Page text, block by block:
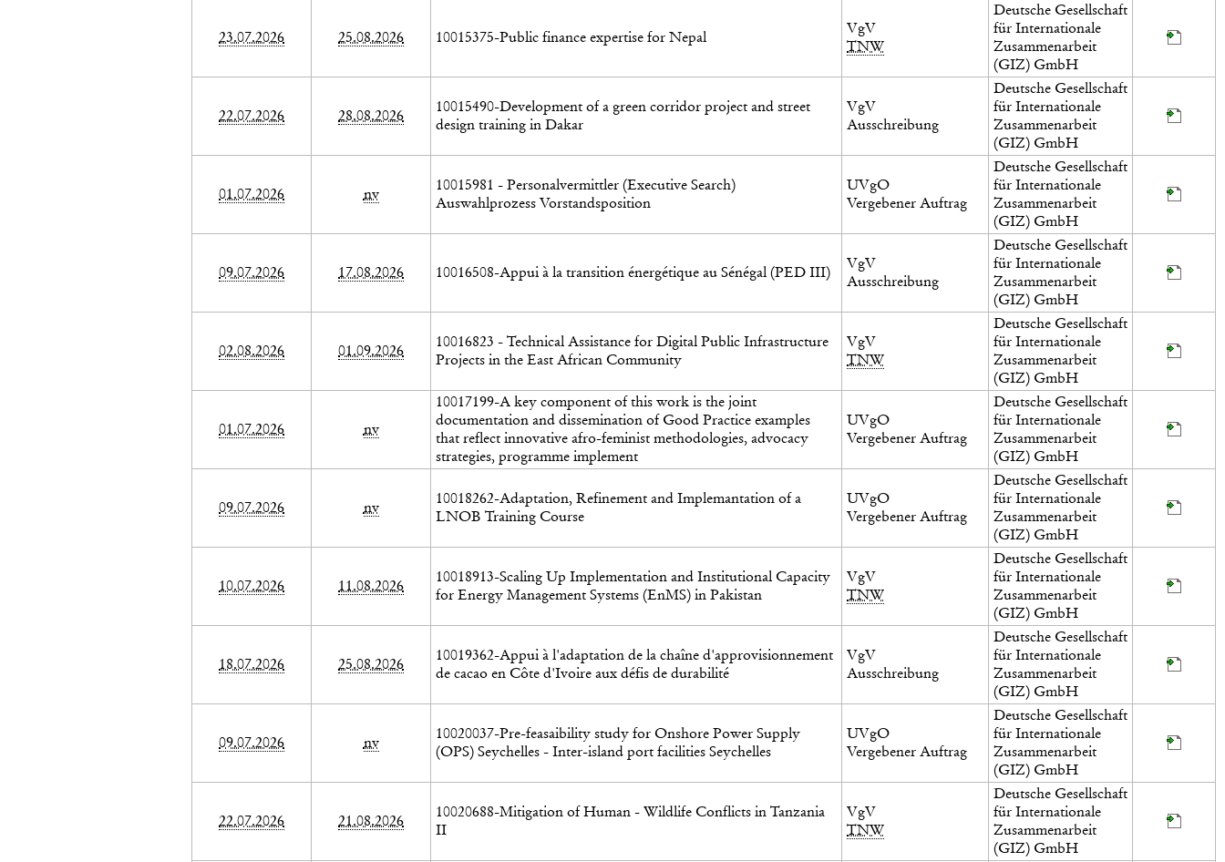
23.07.2026 25.08.2026 10015375-Public finance expertise for Nepal
VgV
TNW
Deutsche Gesellschaft
für Internationale
Zusammenarbeit
(GIZ) GmbH
22.07.2026 28.08.2026
10015490-Development of a green corridor project and street
design training in Dakar
VgV
Ausschreibung
Deutsche Gesellschaft
für Internationale
Zusammenarbeit
(GIZ) GmbH
01.07.2026 nv
10015981 - Personalvermittler (Executive Search)
Auswahlprozess Vorstandsposition
UVgO
Vergebener Auftrag
Deutsche Gesellschaft
für Internationale
Zusammenarbeit
(GIZ) GmbH
09.07.2026 17.08.2026 10016508-Appui à la transition énergétique au Sénégal (PED III)
VgV
Ausschreibung
Deutsche Gesellschaft
für Internationale
Zusammenarbeit
(GIZ) GmbH
02.08.2026 01.09.2026
10016823 - Technical Assistance for Digital Public Infrastructure
Projects in the East African Community
VgV
TNW
Deutsche Gesellschaft
für Internationale
Zusammenarbeit
(GIZ) GmbH
01.07.2026 nv
10017199-A key component of this work is the joint
documentation and dissemination of Good Practice examples
that reflect innovative afro-feminist methodologies, advocacy
strategies, programme implement
UVgO
Vergebener Auftrag
Deutsche Gesellschaft
für Internationale
Zusammenarbeit
(GIZ) GmbH
09.07.2026 nv
10018262-Adaptation, Refinement and Implemantation of a
LNOB Training Course
UVgO
Vergebener Auftrag
Deutsche Gesellschaft
für Internationale
Zusammenarbeit
(GIZ) GmbH
10.07.2026 11.08.2026
10018913-Scaling Up Implementation and Institutional Capacity
for Energy Management Systems (EnMS) in Pakistan
VgV
TNW
Deutsche Gesellschaft
für Internationale
Zusammenarbeit
(GIZ) GmbH
18.07.2026 25.08.2026
10019362-Appui à l'adaptation de la chaîne d'approvisionnement
de cacao en Côte d'Ivoire aux défis de durabilité
VgV
Ausschreibung
Deutsche Gesellschaft
für Internationale
Zusammenarbeit
(GIZ) GmbH
09.07.2026 nv
10020037-Pre-feasaibility study for Onshore Power Supply
(OPS) Seychelles - Inter-island port facilities Seychelles
UVgO
Vergebener Auftrag
Deutsche Gesellschaft
für Internationale
Zusammenarbeit
(GIZ) GmbH
22.07.2026 21.08.2026
10020688-Mitigation of Human - Wildlife Conflicts in Tanzania
II
VgV
TNW
Deutsche Gesellschaft
für Internationale
Zusammenarbeit
(GIZ) GmbH